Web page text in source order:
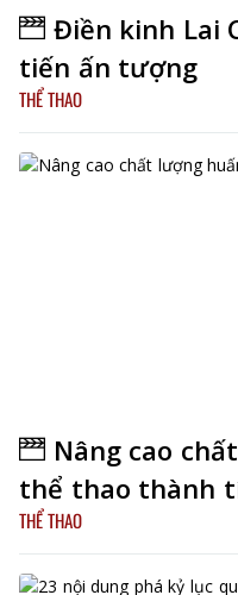
Điền kinh Lai
tiến ấn tượng
THỂ THAO
Nâng cao
thể thao thành
THỂ THAO